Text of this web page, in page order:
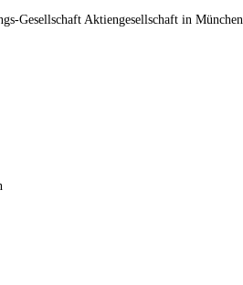
Gesellschaft Aktiengesellschaft in München